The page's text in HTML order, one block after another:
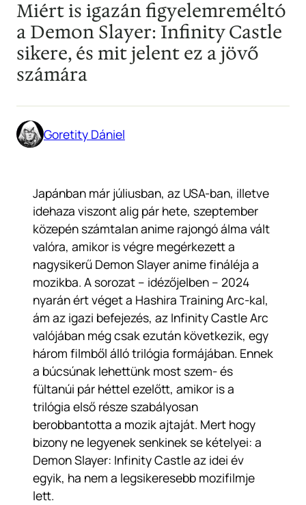
Miért is igazán figyelemreméltó
a Demon Slayer: Infinity Castle
sikere, és mit jelent ez a jövő
számára
Goretity Dániel
Japánban már júliusban, az USA-ban, illetve
idehaza viszont alig pár hete, szeptember
közepén számtalan anime rajongó álma vált
valóra, amikor is végre megérkezett a
nagysikerű Demon Slayer anime fináléja a
mozikba. A sorozat – idézőjelben – 2024
nyarán ért véget a Hashira Training Arc-kal,
ám az igazi befejezés, az Infinity Castle Arc
valójában még csak ezután következik, egy
három filmből álló trilógia formájában. Ennek
a búcsúnak lehettünk most szem- és
fültanúi pár héttel ezelőtt, amikor is a
trilógia első része szabályosan
berobbantotta a mozik ajtaját. Mert hogy
bizony ne legyenek senkinek se kételyei: a
Demon Slayer: Infinity Castle az idei év
egyik, ha nem a legsikeresebb mozifilmje
lett.